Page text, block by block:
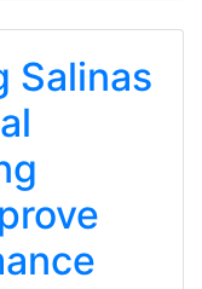
Salinas